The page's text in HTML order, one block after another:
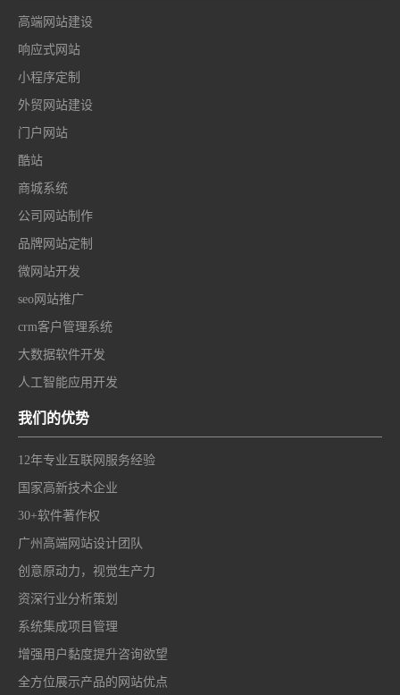
高端网站建设
响应式网站
小程序定制
外贸网站建设
门户网站
酷站
商城系统
公司网站制作
品牌网站定制
微网站开发
seo网站推广
crm客户管理系统
大数据软件开发
人工智能应用开发
我们的优势
12年专业互联网服务经验
国家高新技术企业
30+软件著作权
广州高端网站设计团队
创意原动力，视觉生产力
资深行业分析策划
系统集成项目管理
增强用户黏度提升咨询欲望
全方位展示产品的网站优点